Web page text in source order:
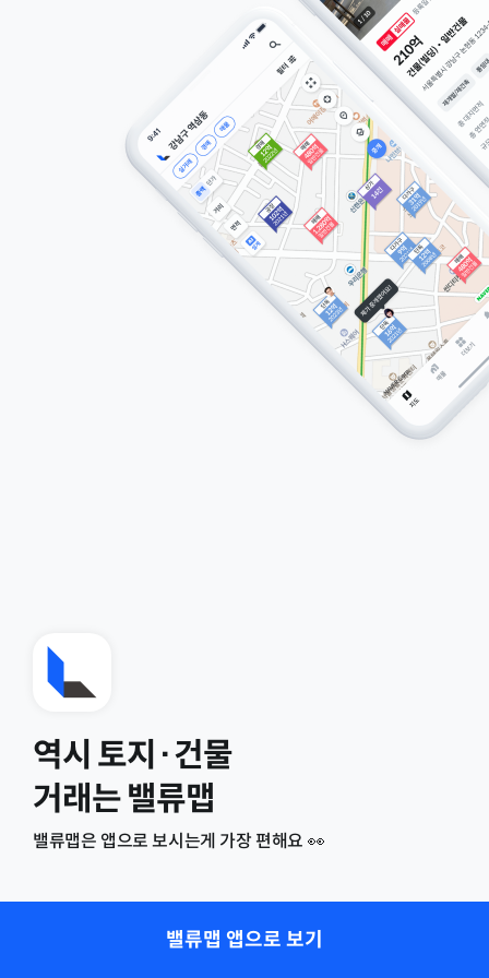
역시 토지·건물
거래는 밸류맵
밸류맵은 앱으로 보시는게 가장 편해요 👀
밸류맵 앱으로 보기